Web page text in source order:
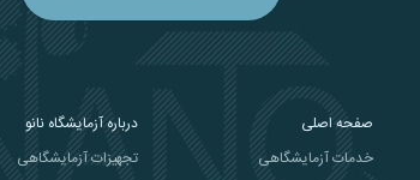
صفحه اصلی
خدمات آزمایشگاهی
درباره آزمایشگاه نانو
تجهیزات آزمایشگاهی